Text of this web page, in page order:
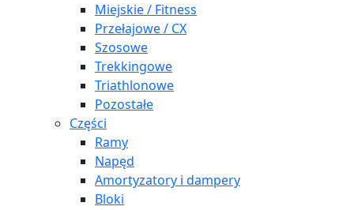
Miejskie / Fitness
Przełajowe / CX
Szosowe
Trekkingowe
Triathlonowe
Pozostałe
Części
Ramy
Napęd
Amortyzatory i dampery
Bloki